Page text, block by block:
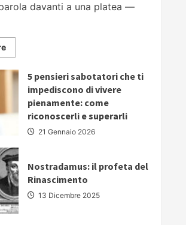
davanti a una platea —
Read
more
PARLARE
IN
PUBBLICO:
strategie
fondamentali
comunicare
autorevolezza
e
convincere
il
proprio
pubblico
5 pensieri sabotatori che ti
impediscono di vivere
pienamente: come
riconoscerli e superarli
21 Gennaio 2026
Nostradamus: il profeta del
Rinascimento
13 Dicembre 2025